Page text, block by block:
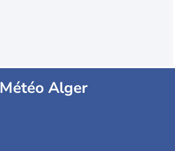
Météo Alger